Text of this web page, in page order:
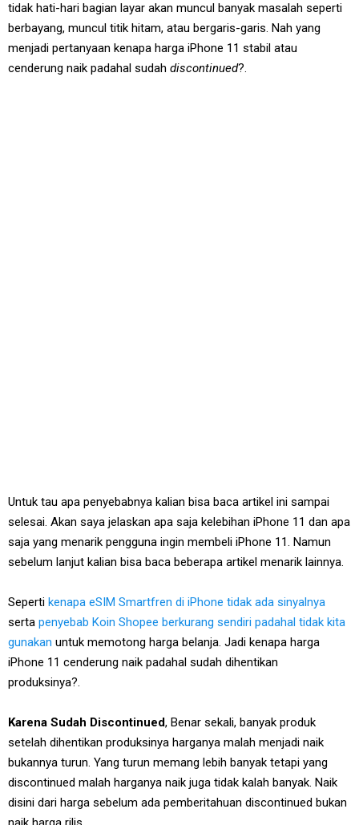
tidak hati-hari bagian layar akan muncul banyak masalah seperti
berbayang, muncul titik hitam, atau bergaris-garis. Nah yang
menjadi pertanyaan kenapa harga iPhone 11 stabil atau
cenderung naik padahal sudah discontinued?.
Untuk tau apa penyebabnya kalian bisa baca artikel ini sampai
selesai. Akan saya jelaskan apa saja kelebihan iPhone 11 dan apa
saja yang menarik pengguna ingin membeli iPhone 11. Namun
sebelum lanjut kalian bisa baca beberapa artikel menarik lainnya.
Seperti kenapa eSIM Smartfren di iPhone tidak ada sinyalnya
serta penyebab Koin Shopee berkurang sendiri padahal tidak kita
gunakan untuk memotong harga belanja. Jadi kenapa harga
iPhone 11 cenderung naik padahal sudah dihentikan
produksinya?.
Karena Sudah Discontinued, Benar sekali, banyak produk
setelah dihentikan produksinya harganya malah menjadi naik
bukannya turun. Yang turun memang lebih banyak tetapi yang
discontinued malah harganya naik juga tidak kalah banyak. Naik
disini dari harga sebelum ada pemberitahuan discontinued bukan